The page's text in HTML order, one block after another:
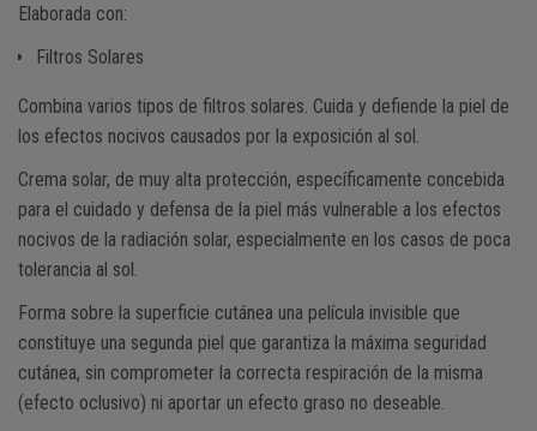
Elaborada con:
Filtros Solares
Combina varios tipos de filtros solares. Cuida y defiende la piel de
los efectos nocivos causados por la exposición al sol.
Crema solar, de muy alta protección, específicamente concebida
para el cuidado y defensa de la piel más vulnerable a los efectos
nocivos de la radiación solar, especialmente en los casos de poca
tolerancia al sol.
Forma sobre la superficie cutánea una película invisible que
constituye una segunda piel que garantiza la máxima seguridad
cutánea, sin comprometer la correcta respiración de la misma
(efecto oclusivo) ni aportar un efecto graso no deseable.